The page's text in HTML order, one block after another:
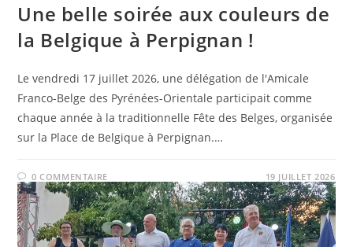
Une belle soirée aux couleurs de
la Belgique à Perpignan !
Le vendredi 17 juillet 2026, une délégation de l'Amicale
Franco-Belge des Pyrénées-Orientale participait comme
chaque année à la traditionnelle Fête des Belges, organisée
sur la Place de Belgique à Perpignan.…
0 COMMENTAIRE 19 JUILLET 2026